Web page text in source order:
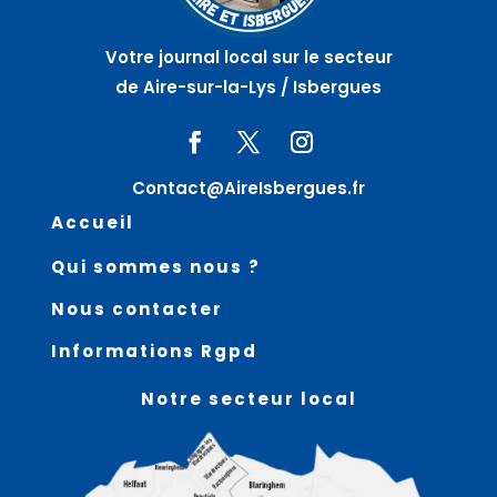
Votre journal local sur le secteur
de Aire-sur-la-Lys / Isbergues
Contact@AireIsbergues.fr
Accueil
Qui sommes nous ?
Nous contacter
Informations Rgpd
Notre secteur local